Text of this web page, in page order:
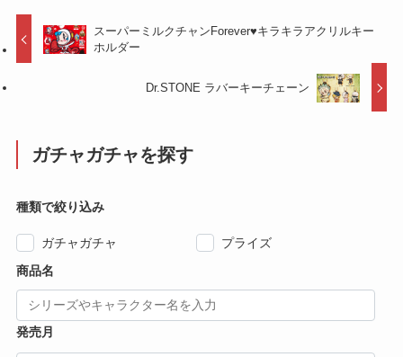
スーパーミルクチャンForever♥キラキラアクリルキー
ホルダー
Dr.STONE ラバーキーチェーン
ガチャガチャを探す
種類で絞り込み
ガチャガチャ
プライズ
商品名
発売月